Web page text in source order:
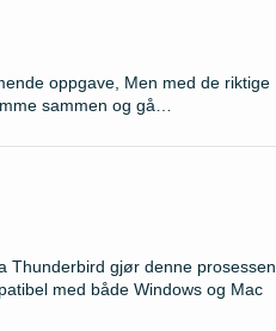
oppgave, Men med de riktige
sammen og gå…
Thunderbird gjør denne prosessen
med både Windows og Mac